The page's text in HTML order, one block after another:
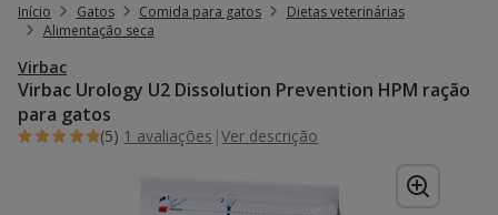
Início Gatos Comida para gatos
Dietas veterinárias
Alimentação seca
Virbac
Virbac Urology U2 Dissolution Prevention HPM ração
para gatos
(5) 1 avaliações |Ver descrição